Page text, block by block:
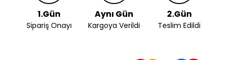
1.Gün
Sipariş Onayı
Aynı Gün
Kargoya Verildi
2.Gün
Teslim Edildi